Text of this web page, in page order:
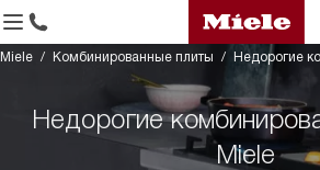
Miele Комбинированные плиты Недорогие
Недорогие
Miele